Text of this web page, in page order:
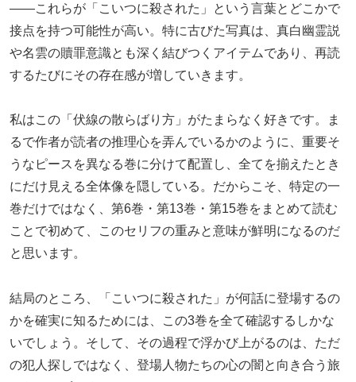
――これらが「こいつに殺された」という言葉とどこかで
接点を持つ可能性が高い。特に古びた写真は、真白幽霊説
や名雲の贖罪意識とも深く結びつくアイテムであり、再読
するたびにその存在感が増していきます。
私はこの「伏線の散らばり方」がたまらなく好きです。ま
るで作者が読者の推理心を弄んでいるかのように、重要そ
うなピースを異なる巻に分けて配置し、全てを揃えたとき
にだけ見える全体像を隠している。だからこそ、特定の一
巻だけではなく、第6巻・第13巻・第15巻をまとめて読む
ことで初めて、このセリフの重みと意味が鮮明になるのだ
と思います。
結局のところ、「こいつに殺された」が何話に登場するの
かを確実に知るためには、この3巻を全て確認するしかな
いでしょう。そして、その過程で浮かび上がるのは、ただ
の犯人探しではなく、登場人物たちの心の闇と向き合う旅